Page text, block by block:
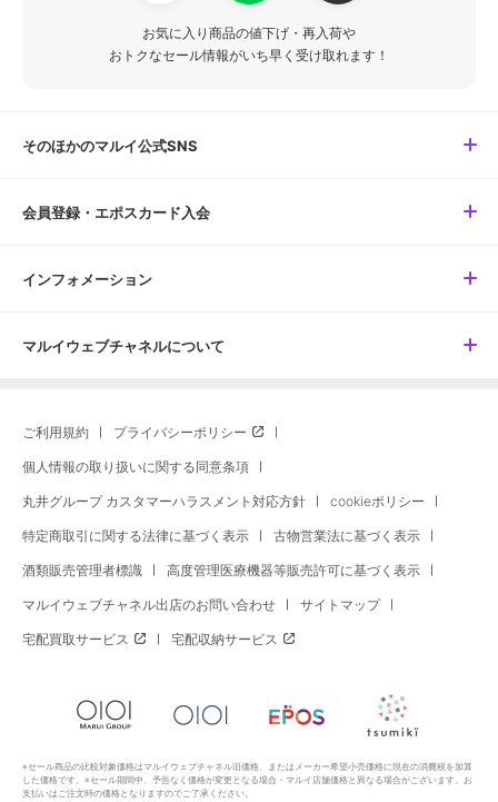
お気に入り商品の値下げ・再入荷や
おトクなセール情報がいち早く受け取れます！
そのほかのマルイ公式SNS
会員登録・エポスカード入会
インフォメーション
マルイウェブチャネルについて
ご利用規約 プライバシーポリシー
個人情報の取り扱いに関する同意条項
丸井グループ カスタマーハラスメント対応方針 cookieポリシー
特定商取引に関する法律に基づく表示 古物営業法に基づく表示
酒類販売管理者標識 高度管理医療機器等販売許可に基づく表示
マルイウェブチャネル出店のお問い合わせ サイトマップ
宅配買取サービス 宅配収納サービス
※セール商品の比較対象価格はマルイウェブチャネル旧価格、またはメーカー希望小売価格に現在の消費税を加算
した価格です。※セール期間中、予告なく価格が変更となる場合・マルイ店舗価格と異なる場合がございます。お
支払いはご注文時の価格となりますのでご了承ください。